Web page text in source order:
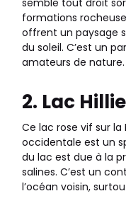
semble tout droit
formations
offrent un paysage
du soleil. C’est un
amateurs de nature.
2. Lac
Ce lac rose vif sur la
occidentale est un
du lac est due à la
salines. C’est un
l’océan voisin,